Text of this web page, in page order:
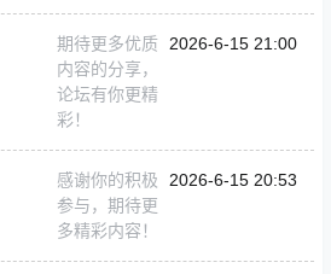
期待更多优质
内容的分享，
论坛有你更精
彩！
2026-6-15 21:00
感谢你的积极
参与，期待更
多精彩内容！
2026-6-15 20:53